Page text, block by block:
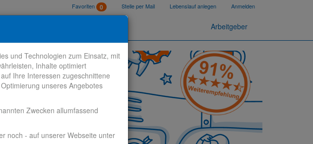
Favoriten 0 Stelle per Mail Lebenslauf anlegen Anmelden
Arbeitgeber
und Technologien zum Einsatz, mit
Inhalte optimiert
Ihre Interessen zugeschnittene
unseres Angebotes
Zwecken allumfassend
noch - auf unserer Webseite unter